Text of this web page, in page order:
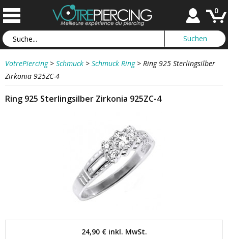
0
VotrePiercing > Schmuck > Schmuck Ring > Ring 925 Sterlingsilber
Zirkonia 925ZC-4
Ring 925 Sterlingsilber Zirkonia 925ZC-4
24,90 €inkl. MwSt.